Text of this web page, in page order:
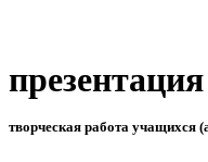
презентация
творческая работа учащихся